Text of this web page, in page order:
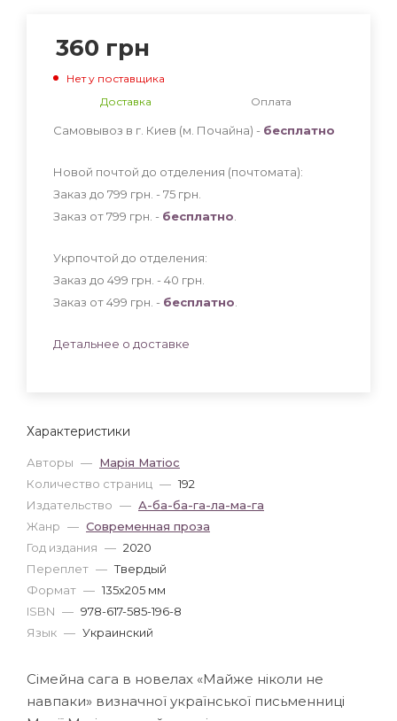
Характеристики
Авторы — Марія Матіос
Количество страниц — 192
Издательство — А-ба-ба-га-ла-ма-га
Жанр — Современная проза
Год издания — 2020
Переплет — Твердый
Формат — 135x205 мм
ISBN — 978-617-585-196-8
Язык — Украинский
360 грн
Нет у поставщика
Доставка
Оплата
Самовывоз в г. Киев (м. Почайна) - бесплатно
Новой почтой до отделения (почтомата):
Заказ до 799 грн. - 75 грн
Заказ от 799 грн. - бесплатно
Укрпочтой до отделения:
Заказ до 499 грн. - 40 грн
Заказ от 499 грн. - бесплатно
Детальнее о доставке
Сімейна сага в новелах «Майже ніколи не
навпаки» визначної української письменниці